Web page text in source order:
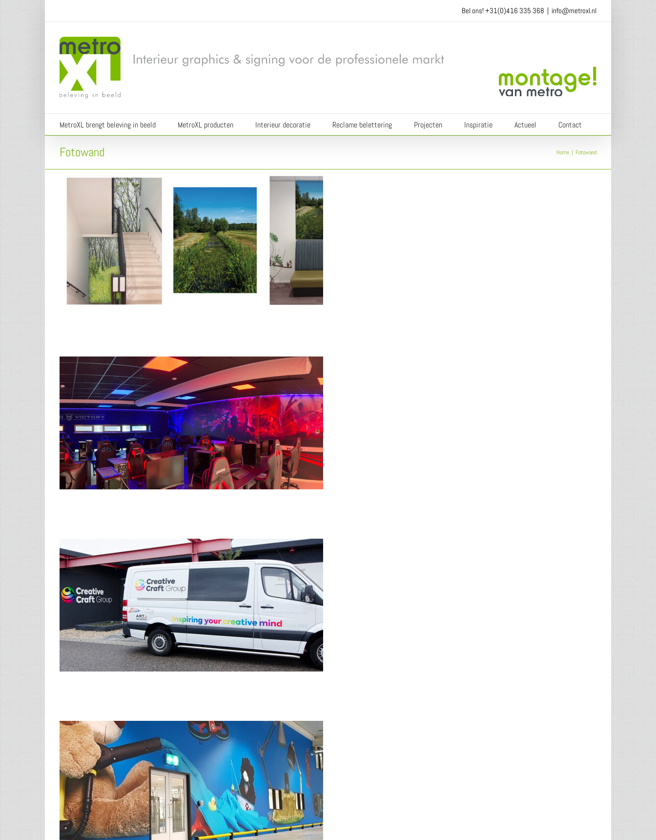
Ga
Bel ons!+31(0)416 335 368 | info@metroxl.nl
MetroXL brengt beleving in beeld MetroXL producten Interieur decoratie Reclame belettering Projecten Inspiratie Actueel Contact
Fotowand Home Fotowand